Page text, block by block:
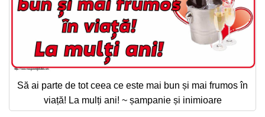
Să ai parte de tot ceea ce este mai bun și mai frumos în
viață! La mulți ani! ~ șampanie și inimioare